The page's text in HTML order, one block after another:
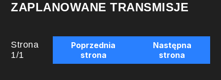
ZAPLANOWANE TRANSMISJE
Strona
1/1
Poprzednia
strona
Następna
strona